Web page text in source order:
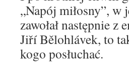
„Napój miłosny”,
zawołał następnie
Jiří Bělohlávek, to
kogo posłuchać.